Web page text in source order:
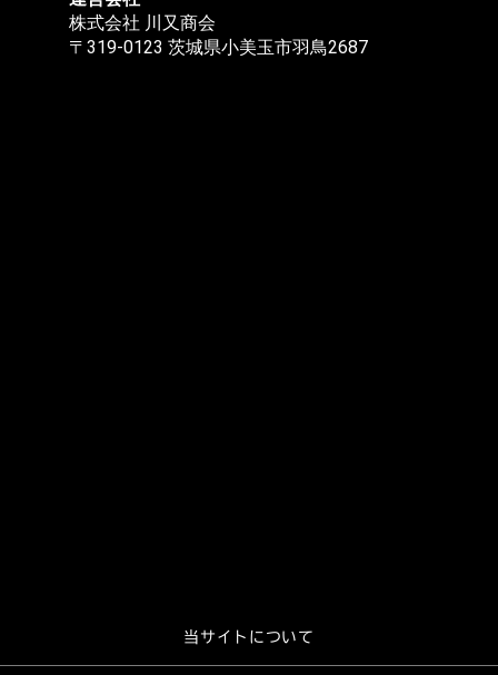
株式会社 川又商会
〒319-0123 茨城県小美玉市羽鳥2687
当サイトについて